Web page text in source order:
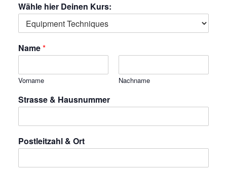
Wähle hier Deinen Kurs:
Name*
Vorname Nachname
Strasse & Hausnummer
Postleitzahl & Ort